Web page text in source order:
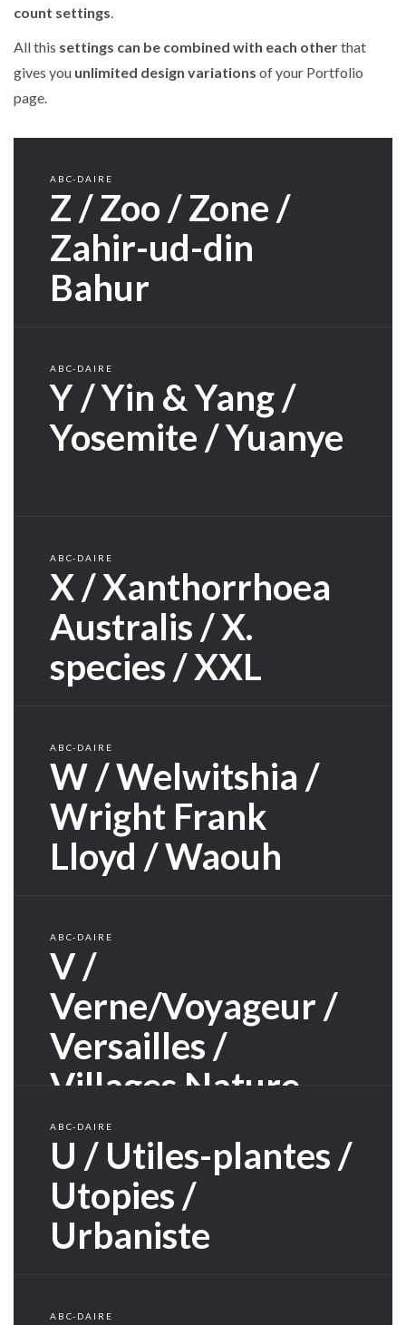
count settings.
All this settings can be combined with each otherthat
gives you unlimited design variations of your Portfolio
page.
ABC-DAIRE
Z / Zoo / Zone /
Zahir-ud-din
Bahur
ABC-DAIRE
Y / Yin & Yang /
Yosemite / Yuanye
ABC-DAIRE
X / Xanthorrhoea
Australis / X.
species / XXL
ABC-DAIRE
W / Welwitshia /
Wright Frank
Lloyd / Waouh
ABC-DAIRE
V /
Verne/Voyageur /
Versailles /
Villages Nature
ABC-DAIRE
U / Utiles-plantes /
Utopies /
Urbaniste
ABC-DAIRE